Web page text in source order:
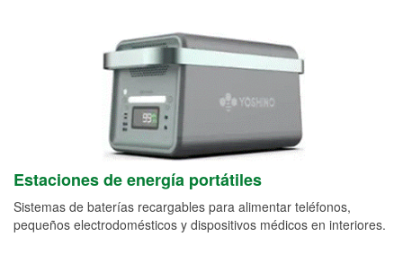
Estaciones de energía portátiles
Sistemas de baterías recargables para alimentar teléfonos,
pequeños electrodomésticos y dispositivos médicos en interiores.